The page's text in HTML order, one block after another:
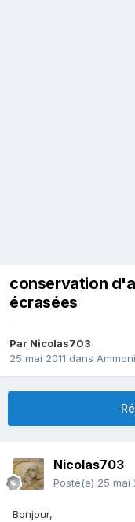
conservation
écrasées
Par Nicolas703
25 mai 2011 dans
Nicolas703
Posté(e) 25 mai
Bonjour,